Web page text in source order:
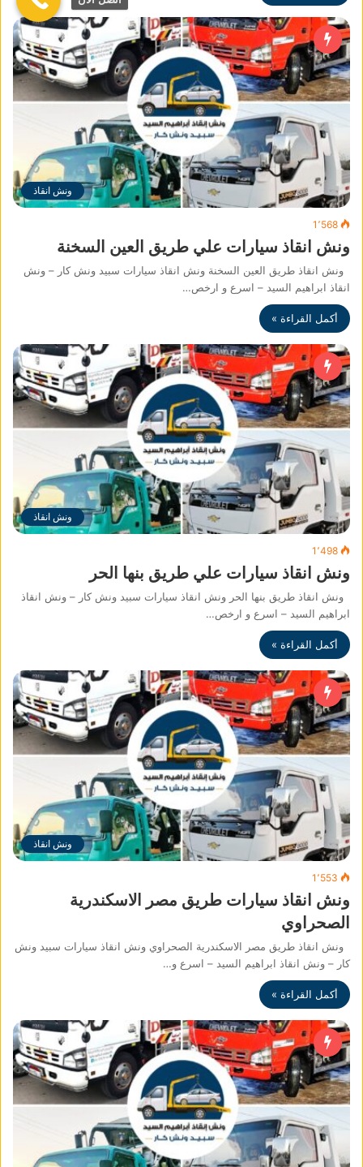
ونش انقاذ
1٬568
ونش انقاذ سيارات علي طريق العين السخنة
ونش انقاذ طريق العين السخنة ونش انقاذ سيارات سبيد ونش كار – ونش
انقاذ ابراهيم السيد – اسرع و ارخص…
أكمل القراءة »
ونش انقاذ
1٬498
ونش انقاذ سيارات علي طريق بنها الحر
ونش انقاذ طريق بنها الحر ونش انقاذ سيارات سبيد ونش كار – ونش انقاذ
ابراهيم السيد – اسرع و ارخص…
أكمل القراءة »
ونش انقاذ
1٬553
ونش انقاذ سيارات طريق مصر الاسكندرية
الصحراوي
ونش انقاذ طريق مصر الاسكندرية الصحراوي ونش انقاذ سيارات سبيد ونش
كار – ونش انقاذ ابراهيم السيد – اسرع و…
أكمل القراءة »